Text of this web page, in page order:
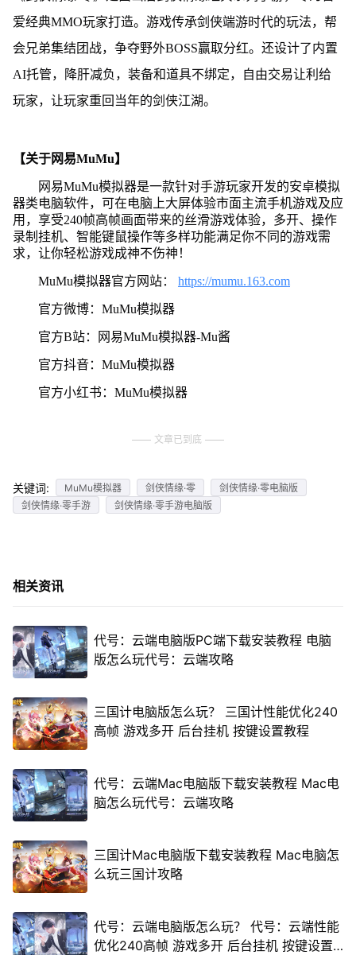
爱经典MMO玩家打造。游戏传承剑侠端游时代的玩法，帮
会兄弟集结团战，争夺野外BOSS赢取分红。还设计了内置
AI托管，降肝减负，装备和道具不绑定，自由交易让利给
玩家，让玩家重回当年的剑侠江湖。
【关于网易MuMu】
网易MuMu模拟器是一款针对手游玩家开发的安卓模拟
器类电脑软件，可在电脑上大屏体验市面主流手机游戏及应
用，享受240帧高帧画面带来的丝滑游戏体验，多开、操作
录制挂机、智能键鼠操作等多样功能满足你不同的游戏需
求，让你轻松游戏成神不伤神！
MuMu模拟器官方网站： https://mumu.163.com
官方微博：MuMu模拟器
官方B站：网易MuMu模拟器-Mu酱
官方抖音：MuMu模拟器
官方小红书：MuMu模拟器
文章已到底
关键词: MuMu模拟器 剑侠情缘·零
剑侠情缘·零电脑版
剑侠情缘·零手游
剑侠情缘·零手游电脑版
相关资讯
代号：云端电脑版PC端下载安装教程 电脑
版怎么玩代号：云端攻略
三国计电脑版怎么玩？ 三国计性能优化240
高帧 游戏多开 后台挂机 按键设置教程
代号：云端Mac电脑版下载安装教程 Mac电
脑怎么玩代号：云端攻略
三国计Mac电脑版下载安装教程 Mac电脑怎
么玩三国计攻略
代号：云端电脑版怎么玩？ 代号：云端性能
优化240高帧 游戏多开 后台挂机 按键设置